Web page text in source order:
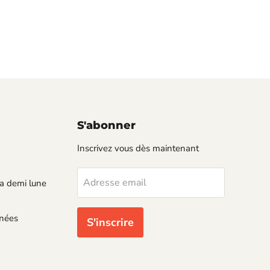
demi lune
S'abonner
Inscrivez vous dès maintenant
Adresse email
S'inscrire